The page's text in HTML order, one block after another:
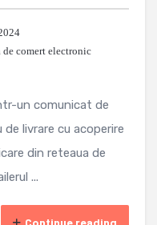
de comert electronic
un comunicat de
livrare cu acoperire
din reteaua de
...
Continue reading